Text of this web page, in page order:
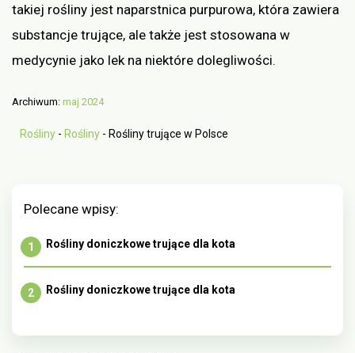
takiej rośliny jest naparstnica purpurowa, która zawiera
substancje trujące, ale także jest stosowana w
medycynie jako lek na niektóre dolegliwości.
Archiwum: maj 2024
Rośliny - Rośliny - Rośliny trujące w Polsce
Polecane wpisy:
Rośliny doniczkowe trujące dla kota
Rośliny doniczkowe trujące dla kota